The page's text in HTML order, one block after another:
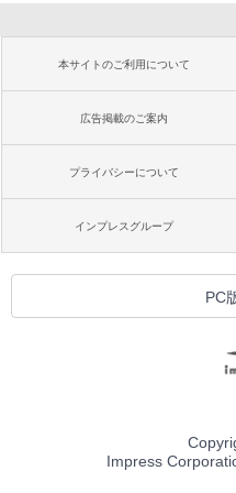
本サイトのご利用について
広告掲載のご案内
プライバシーについて
インプレスグループ
PC
Impress